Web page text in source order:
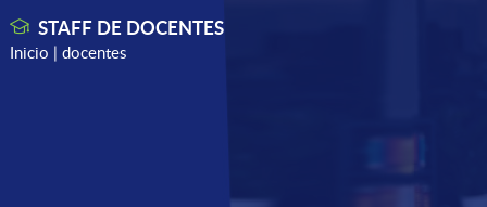
STAFF DE DOCENTES
Inicio | docentes